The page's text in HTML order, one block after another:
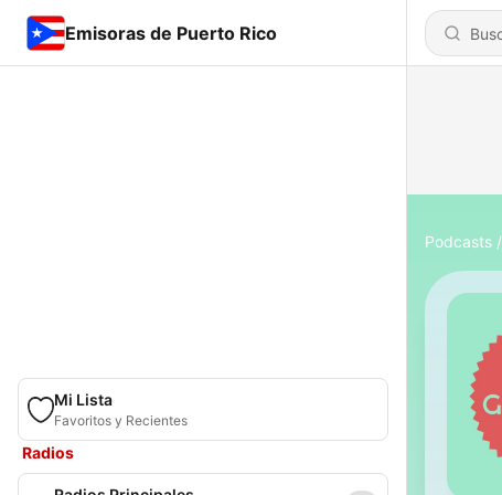
Emisoras de Puerto Rico
Mi Lista
Favoritos y Recientes
Radios
Podcasts